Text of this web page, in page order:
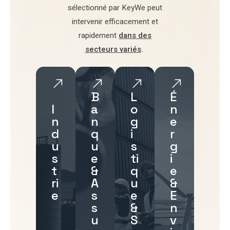
sélectionné par KeyWe peut
intervenir efficacement et
rapidement dans des
secteurs variés.
I
n
d
u
s
t
ri
e
B
a
n
q
u
e
&
A
s
s
u
L
o
g
i
s
ti
q
u
e
&
S
É
n
e
r
g
i
e
&
E
n
v